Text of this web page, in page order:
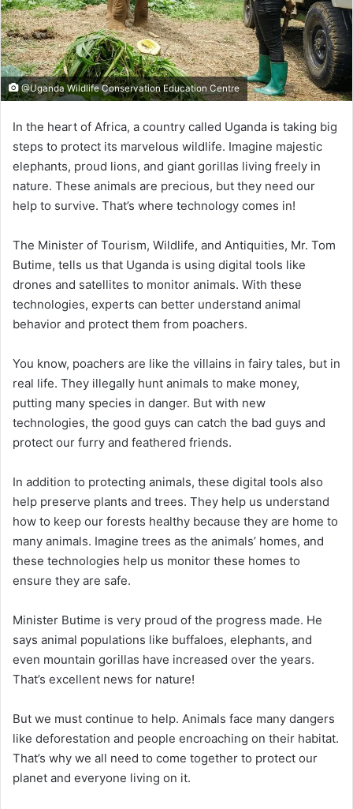
@Uganda Wildlife Conservation Education Centre
In the heart of Africa, a country called Uganda is taking big
steps to protect its marvelous wildlife. Imagine majestic
elephants, proud lions, and giant gorillas living freely in
nature. These animals are precious, but they need our
help to survive. That’s where technology comes in!
The Minister of Tourism, Wildlife, and Antiquities, Mr. Tom
Butime, tells us that Uganda is using digital tools like
drones and satellites to monitor animals. With these
technologies, experts can better understand animal
behavior and protect them from poachers.
You know, poachers are like the villains in fairy tales, but in
real life. They illegally hunt animals to make money,
putting many species in danger. But with new
technologies, the good guys can catch the bad guys and
protect our furry and feathered friends.
In addition to protecting animals, these digital tools also
help preserve plants and trees. They help us understand
how to keep our forests healthy because they are home to
many animals. Imagine trees as the animals’ homes, and
these technologies help us monitor these homes to
ensure they are safe.
Minister Butime is very proud of the progress made. He
says animal populations like buffaloes, elephants, and
even mountain gorillas have increased over the years.
That’s excellent news for nature!
But we must continue to help. Animals face many dangers
like deforestation and people encroaching on their habitat.
That’s why we all need to come together to protect our
planet and everyone living on it.